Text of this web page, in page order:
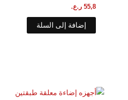
55,8 ر.ع.
إضافة إلى السلة